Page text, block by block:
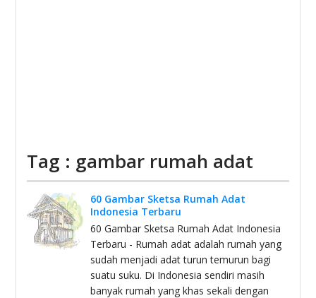
Tag : gambar rumah adat
60 Gambar Sketsa Rumah Adat
Indonesia Terbaru
60 Gambar Sketsa Rumah Adat Indonesia
Terbaru - Rumah adat adalah rumah yang
sudah menjadi adat turun temurun bagi
suatu suku. Di Indonesia sendiri masih
banyak rumah yang khas sekali dengan